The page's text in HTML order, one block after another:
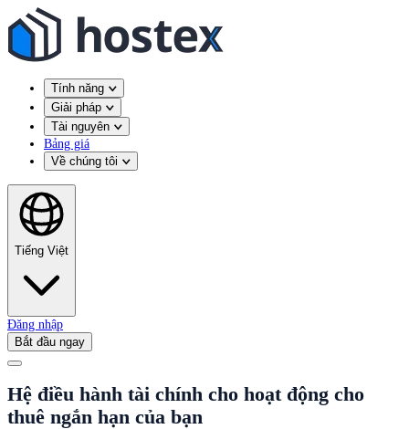
Tính năng
Giải pháp
Tài nguyên
Bảng giá
Về chúng tôi
Tiếng Việt
Đăng nhập
Bắt đầu ngay
Hệ điều hành tài chính cho hoạt động cho
thuê ngắn hạn của bạn